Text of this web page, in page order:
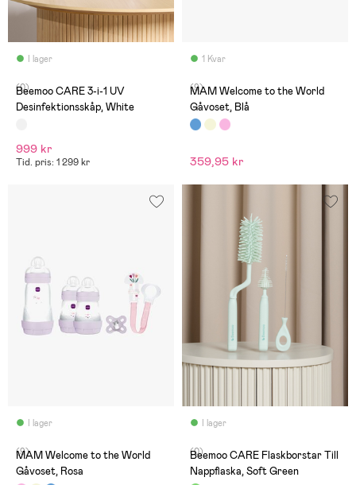
I lager
(0)
Beemoo CARE 3-i-1 UV
Desinfektionsskåp, White
999 kr
Tid. pris: 1 299 kr
1 Kvar
(9)
MAM Welcome to the World
Gåvoset, Blå
359,95 kr
I lager
(9)
MAM Welcome to the World
Gåvoset, Rosa
I lager
(0)
Beemoo CARE Flaskborstar Till
Nappflaska, Soft Green